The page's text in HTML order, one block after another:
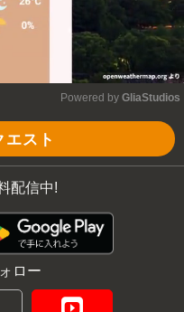
Powered by GliaStudios
エスト
配信中!
ロー